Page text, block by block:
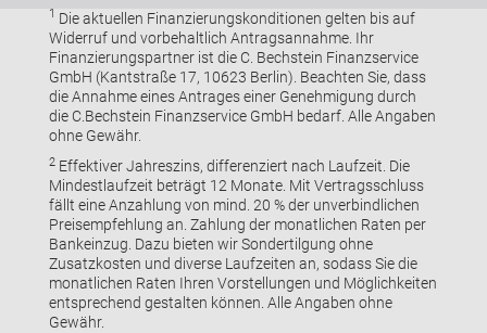
1 Die aktuellen Finanzierungskonditionen gelten bis auf
Widerruf und vorbehaltlich Antragsannahme. Ihr
Finanzierungspartner ist die C. Bechstein Finanzservice
GmbH (Kantstraße 17, 10623 Berlin). Beachten Sie, dass
die Annahme eines Antrages einer Genehmigung durch
die C.Bechstein Finanzservice GmbH bedarf. Alle Angaben
ohne Gewähr.
2Effektiver Jahreszins, differenziert nach Laufzeit. Die
Mindestlaufzeit beträgt 12 Monate. Mit Vertragsschluss
fällt eine Anzahlung von mind. 20 % der unverbindlichen
Preisempfehlung an. Zahlung der monatlichen Raten per
Bankeinzug. Dazu bieten wir Sondertilgung ohne
Zusatzkosten und diverse Laufzeiten an, sodass Sie die
monatlichen Raten Ihren Vorstellungen und Möglichkeiten
entsprechend gestalten können. Alle Angaben ohne
Gewähr.